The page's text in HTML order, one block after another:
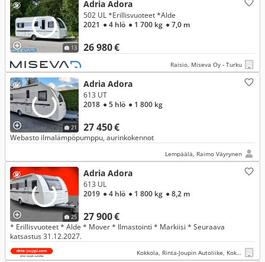
13
Adria Adora
26 980 €
502 UL *Erillisvuoteet *Alde
2021 ● 4 hlö ● 1 700 kg ● 7,0 m
Raisio, Miseva Oy - Turku
21
Adria Adora
27 450 €
613 UT
2018 ● 5 hlö ● 1 800 kg
Webasto ilmalämpöpumppu, aurinkokennot
Lempäälä, Raimo Väyrynen
25
Adria Adora
27 900 €
613 UL
2019 ● 4 hlö ● 1 800 kg ● 8,2 m
* Erillisvuoteet * Alde * Mover * Ilmastointi * Markiisi * Seuraava
katsastus 31.12.2027.
Kokkola, Rinta-Joupin Autoliike, Kokkola